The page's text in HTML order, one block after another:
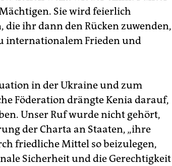
Sie wird feierlich
die ihr dann den Rücken zuwenden,
internationalem Frieden und
in der Ukraine und zum
Föderation drängte Kenia darauf,
Unser Ruf wurde nicht gehört,
der Charta an Staaten, „ihre
friedliche Mittel so beizulegen,
Sicherheit und die Gerechtigkeit